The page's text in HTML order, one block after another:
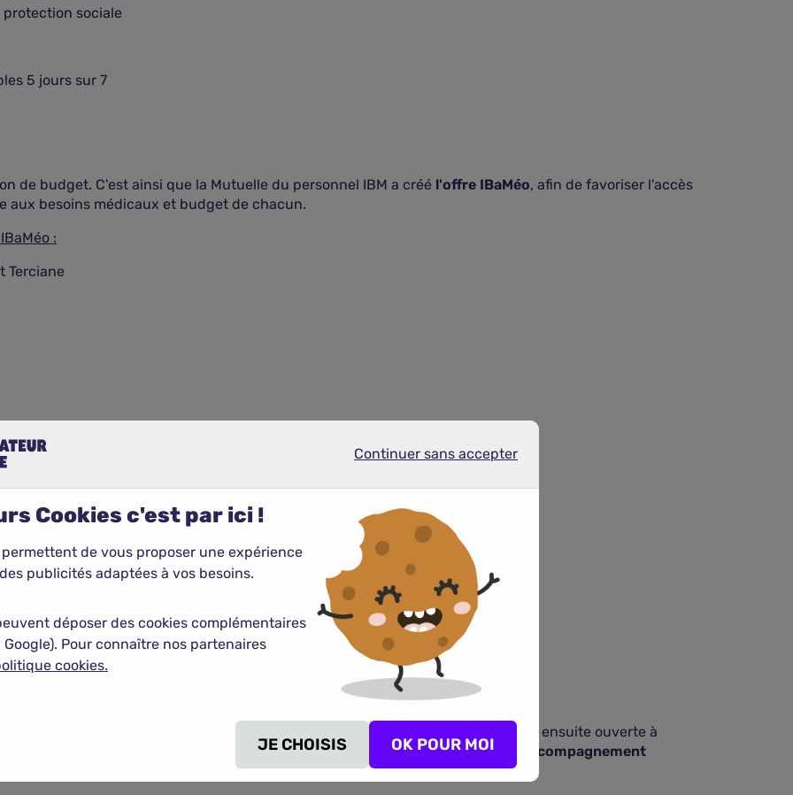
protection sociale
5 jours sur 7
de budget. C'est ainsi que la Mutuelle du personnel IBM a créé l'offre IBaMéo, afin de favoriser l'accès
aux besoins médicaux et budget de chacun.
:
Terciane
à un prix minimum
COMPARER LES MUTUELLES SANTE
Assurance
initialement créée pour couvrir les salariés du groupe IBM en France. Elle s'est ensuite ouverte à
mutuelle à taille humaine. Nos experts soulignent sa
gestion de qualité, son
accompagnement
Continuer sans accepter
Cookies c'est par ici !
permettent de vous proposer une expérience
publicités adaptées à vos besoins.
déposer des cookies complémentaires
Google). Pour connaître nos partenaires
cookies.
JE CHOISIS OK POUR MOI
Continuer sans accepter